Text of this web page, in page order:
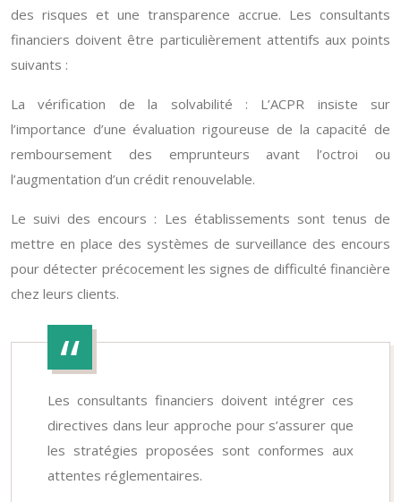
des risques et une transparence accrue. Les consultants
financiers doivent être particulièrement attentifs aux points
suivants :
La vérification de la solvabilité : L’ACPR insiste sur
l’importance d’une évaluation rigoureuse de la capacité de
remboursement des emprunteurs avant l’octroi ou
l’augmentation d’un crédit renouvelable.
Le suivi des encours : Les établissements sont tenus de
mettre en place des systèmes de surveillance des encours
pour détecter précocement les signes de difficulté financière
chez leurs clients.
Les consultants financiers doivent intégrer ces
directives dans leur approche pour s’assurer que
les stratégies proposées sont conformes aux
attentes réglementaires.